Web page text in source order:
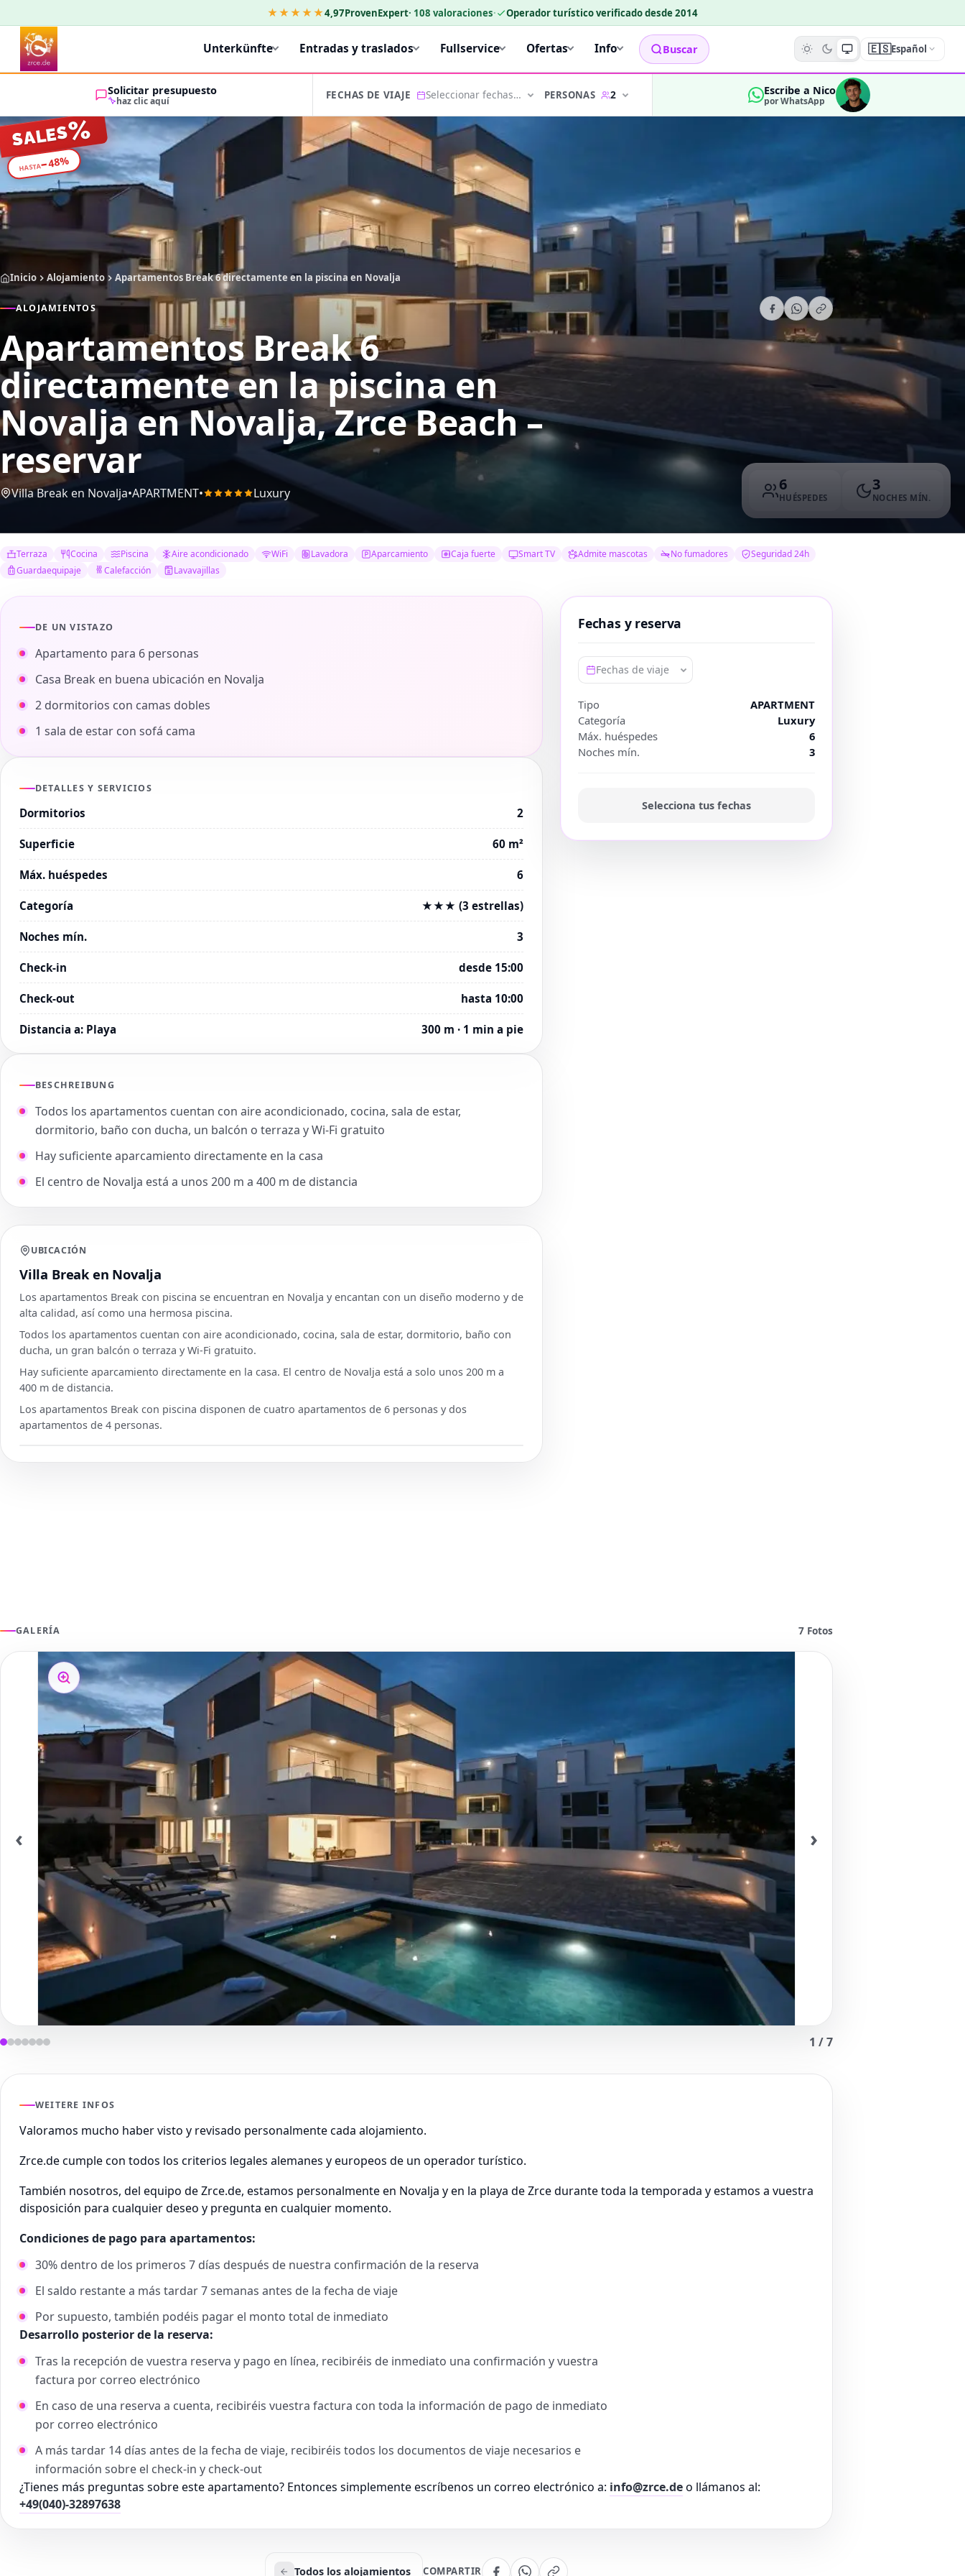
★★★★★4,97ProvenExpert· 108 valoraciones· Operador turístico verificado desde 2014
Unterkünfte Entradas y traslados Fullservice Ofertas Info Buscar 🇪🇸Español
Solicitar presupuesto
haz clic aquí FECHAS DE VIAJE Seleccionar fechas… PERSONAS 2 Escribe a Nico
por WhatsApp
SALES%
HASTA−48%
6
HUÉSPEDES
3
NOCHES MÍN.
Inicio Alojamiento Apartamentos Break 6 directamente en la piscina en Novalja
ALOJAMIENTOS
Apartamentos Break 6
directamente en la piscina en
Novaljaen Novalja, Zrce Beach –
reservar
Villa Break en Novalja•APARTMENT• Luxury
Terraza Cocina Piscina Aire acondicionado WiFi Lavadora Aparcamiento Caja fuerte Smart TV Admite mascotas No fumadores
Seguridad 24h
Guardaequipaje
Calefacción Lavavajillas
DE UN VISTAZO
Apartamento para 6 personas
Casa Break en buena ubicación en Novalja
2 dormitorios con camas dobles
1 sala de estar con sofá cama
DETALLES Y SERVICIOS
Dormitorios 2
Superficie 60 m²
Máx. huéspedes 6
Categoría ★★★ (3 estrellas)
Noches mín. 3
Check-in desde 15:00
Check-out hasta 10:00
Distancia a: Playa 300 m · 1 min a pie
BESCHREIBUNG
Todos los apartamentos cuentan con aire acondicionado, cocina, sala de estar,
dormitorio, baño con ducha, un balcón o terraza y Wi-Fi gratuito
Hay suficiente aparcamiento directamente en la casa
El centro de Novalja está a unos 200 m a 400 m de distancia
Fechas y reserva
Fechas de viaje
Tipo
APARTMENT
Categoría
Luxury
Máx. huéspedes
6
Noches mín.
3
Selecciona tus fechas
UBICACIÓN
Villa Break en Novalja
Los apartamentos Break con piscina se encuentran en Novalja y encantan con un diseño moderno y de
alta calidad, así como una hermosa piscina.
Todos los apartamentos cuentan con aire acondicionado, cocina, sala de estar, dormitorio, baño con
ducha, un gran balcón o terraza y Wi-Fi gratuito.
Hay suficiente aparcamiento directamente en la casa. El centro de Novalja está a solo unos 200 m a
400 m de distancia.
Los apartamentos Break con piscina disponen de cuatro apartamentos de 6 personas y dos
apartamentos de 4 personas.
GALERÍA 7 Fotos
‹ ›
1 /7
WEITERE INFOS
Valoramos mucho haber visto y revisado personalmente cada alojamiento.
Zrce.de cumple con todos los criterios legales alemanes y europeos de un operador turístico.
También nosotros, del equipo de Zrce.de, estamos personalmente en Novalja y en la playa de Zrce durante toda la temporada y estamos a vuestra
disposición para cualquier deseo y pregunta en cualquier momento.
Condiciones de pago para apartamentos:
30% dentro de los primeros 7 días después de nuestra confirmación de la reserva
El saldo restante a más tardar 7 semanas antes de la fecha de viaje
Por supuesto, también podéis pagar el monto total de inmediato
Desarrollo posterior de la reserva:
Tras la recepción de vuestra reserva y pago en línea, recibiréis de inmediato una confirmación y vuestra
factura por correo electrónico
En caso de una reserva a cuenta, recibiréis vuestra factura con toda la información de pago de inmediato
por correo electrónico
A más tardar 14 días antes de la fecha de viaje, recibiréis todos los documentos de viaje necesarios e
información sobre el check-in y check-out
¿Tienes más preguntas sobre este apartamento? Entonces simplemente escríbenos un correo electrónico a: info@zrce.deo llámanos al:
+49(040)-32897638
Todos los alojamientos COMPARTIR